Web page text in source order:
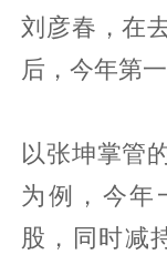
刘彦春，在
后，今年第
以张坤掌管
为例，今年
股，同时减